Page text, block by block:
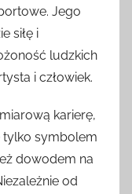
Jego
siłę i
ludzkich
i człowiek.
karierę,
tylko symbolem
dowodem na
od